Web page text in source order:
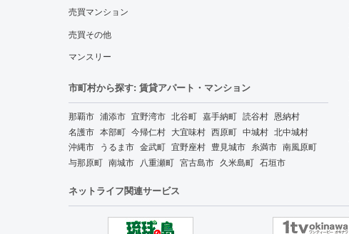
売買マンション
売買その他
マンスリー
市町村から探す: 賃貸アパート・マンション
那覇市 浦添市 宜野湾市 北谷町 嘉手納町 読谷村 恩納村
名護市 本部町 今帰仁村 大宜味村 西原町 中城村 北中城村
沖縄市 うるま市 金武町 宜野座村 豊見城市 糸満市 南風原町
与那原町 南城市 八重瀬町 宮古島市 久米島町 石垣市
ネットライフ関連サービス